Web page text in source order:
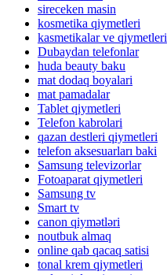
sireceken masin
kosmetika qiymetleri
kasmetikalar ve qiymetleri
Dubaydan telefonlar
huda beauty baku
mat dodaq boyalari
mat pamadalar
Tablet qiymetleri
Telefon kabrolari
qazan destleri qiymetleri
telefon aksesuarları baki
Samsung televizorlar
Fotoaparat qiymetleri
Samsung tv
Smart tv
canon qiymətləri
noutbuk almaq
online qab qacaq satisi
tonal krem qiymetleri